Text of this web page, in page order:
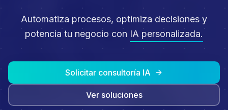
Automatiza procesos, optimiza decisiones y
potencia tu negocio con IA personalizada.
Solicitar consultoría IA
Ver soluciones